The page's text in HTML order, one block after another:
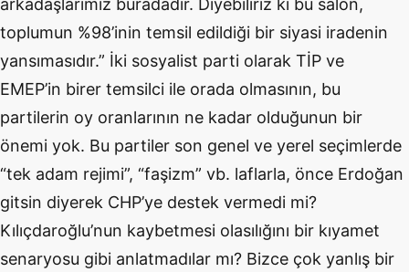
arkadaşlarımız buradadır. Diyebiliriz ki bu salon,
toplumun %98’inin temsil edildiği bir siyasi iradenin
yansımasıdır.” İki sosyalist parti olarak TİP ve
EMEP’in birer temsilci ile orada olmasının, bu
partilerin oy oranlarının ne kadar olduğunun bir
önemi yok. Bu partiler son genel ve yerel seçimlerde
“tek adam rejimi”, “faşizm” vb. laflarla, önce Erdoğan
gitsin diyerek CHP’ye destek vermedi mi?
Kılıçdaroğlu’nun kaybetmesi olasılığını bir kıyamet
senaryosu gibi anlatmadılar mı? Bizce çok yanlış bir